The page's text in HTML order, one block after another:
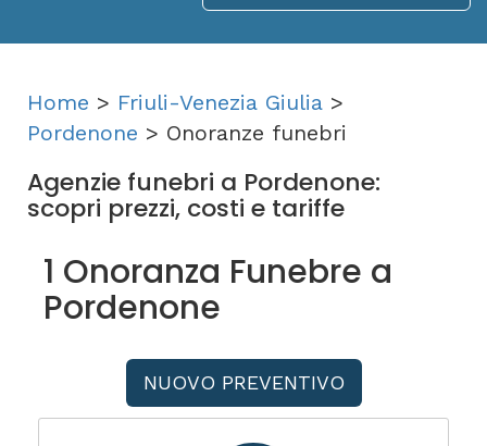
Home > Friuli-Venezia Giulia >
Pordenone > Onoranze funebri
Agenzie funebri a Pordenone:
scopri prezzi, costi e tariffe
1 Onoranza Funebre a
Pordenone
NUOVO PREVENTIVO